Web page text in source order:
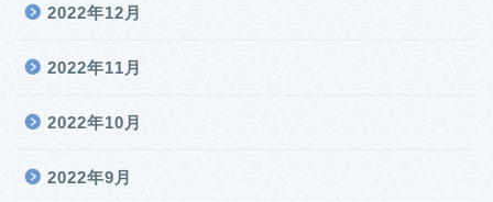
2022年12月
2022年11月
2022年10月
2022年9月